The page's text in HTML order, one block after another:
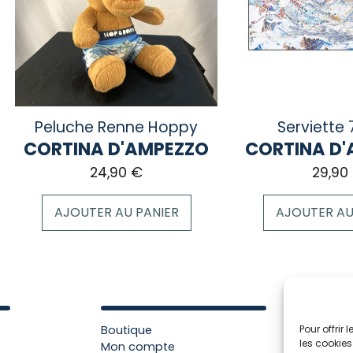
Pour offrir
les
peuvent
être
produit
Peluche Renne Hoppy
CORTINA D'AMPEZZO
24,90 €
AJOUTER AU PANIER
Serviette
CORTINA
29,90
AJOUTER
Boutique
Mon compte